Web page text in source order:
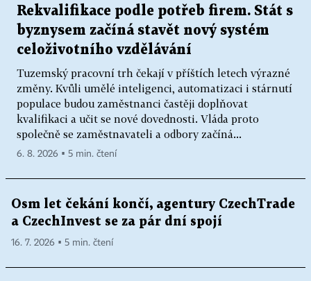
Rekvalifikace podle potřeb firem. Stát s
byznysem začíná stavět nový systém
celoživotního vzdělávání
Tuzemský pracovní trh čekají v příštích letech výrazné
změny. Kvůli umělé inteligenci, automatizaci i stárnutí
populace budou zaměstnanci častěji doplňovat
kvalifikaci a učit se nové dovednosti. Vláda proto
společně se zaměstnavateli a odbory začíná...
6. 8. 2026 ▪ 5 min. čtení
Osm let čekání končí, agentury CzechTrade
a CzechInvest se za pár dní spojí
16. 7. 2026 ▪ 5 min. čtení